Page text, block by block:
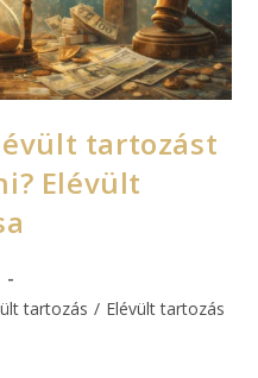
tartozást
Elévült
tartozás / Elévült tartozás